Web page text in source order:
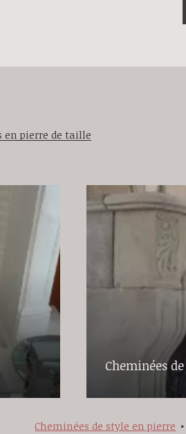
en pierre de taille
Cheminées
Cheminées de style en pierre